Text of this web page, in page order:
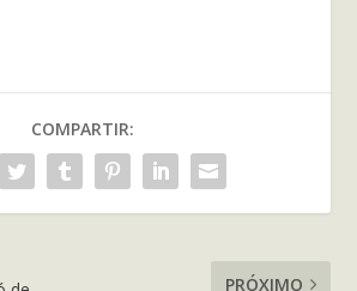
COMPARTIR:
PRÓXIMO